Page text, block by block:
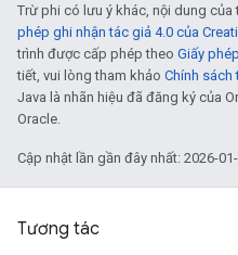
Trừ phi có lưu ý khác, nội dung
phép ghi nhận tác giả 4.0 của
trình được cấp phép theo Giấy
tiết, vui lòng tham khảo Chính
Java là nhãn hiệu đã đăng ký của
Oracle.
Cập nhật lần gần đây nhất: 2026-01-
Tương tác